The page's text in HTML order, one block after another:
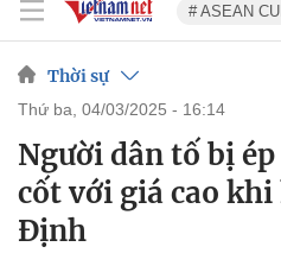
# ASEAN
Thời sự
thứ ba, 04/03/2025 - 16:14
Người dân tố bị
cốt với giá cao
Định